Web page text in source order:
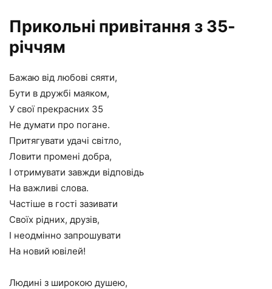
Прикольні привітання з 35-
річчям
Бажаю від любові сяяти,
Бути в дружбі маяком,
У свої прекрасних 35
Не думати про погане.
Притягувати удачі світло,
Ловити промені добра,
І отримувати завжди відповідь
На важливі слова.
Частіше в гості зазивати
Своїх рідних, друзів,
І неодмінно запрошувати
На новий ювілей!
Людині з широкою душею,